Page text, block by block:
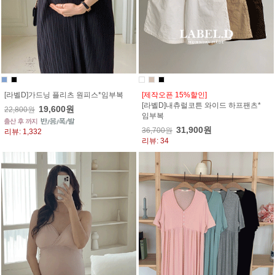
[라벨D]가드닝 플리츠 원피스*임부복
22,800원 19,600원
리뷰: 1,332
[제작오픈 15%할인]
[라벨D]내츄럴코튼 와이드 하프팬츠*
임부복
36,700원 31,900원
리뷰: 34